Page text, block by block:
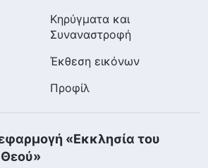
Κηρύγματα και
Συναναστροφή
Έκθεση εικόνων
Προφίλ
«Εκκλησία του